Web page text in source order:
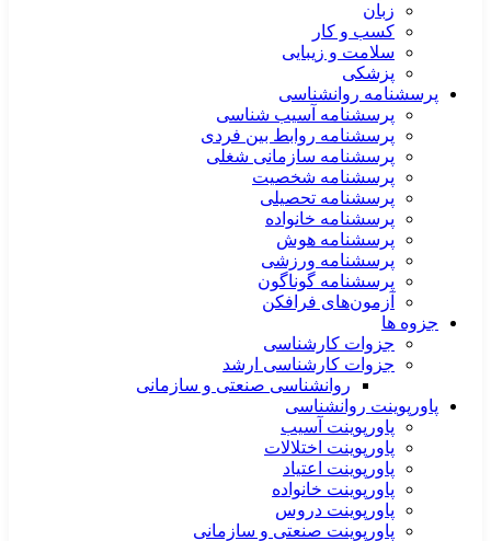
زبان
کسب و کار
سلامت و زیبایی
پزشکی
پرسشنامه روانشناسی
پرسشنامه آسیب شناسی
پرسشنامه روابط بین فردی
پرسشنامه سازمانی شغلی
پرسشنامه شخصیت
پرسشنامه تحصیلی
پرسشنامه خانواده
پرسشنامه هوش
پرسشنامه ورزشی
پرسشنامه گوناگون
آزمون‌های فرافکن
جزوه ها
جزوات کارشناسی
جزوات کارشناسی ارشد
روانشناسی صنعتی و سازمانی
پاورپوینت روانشناسی
پاورپوینت آسیب
پاورپوینت اختلالات
پاورپوینت اعتیاد
پاورپوینت خانواده
پاورپوینت دروس
پاورپوینت صنعتی و سازمانی